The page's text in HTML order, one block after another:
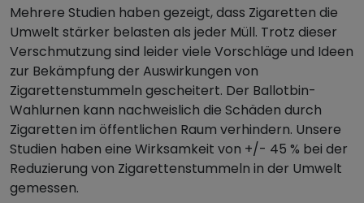
Mehrere Studien haben gezeigt, dass Zigaretten die
Umwelt stärker belasten als jeder Müll. Trotz dieser
Verschmutzung sind leider viele Vorschläge und Ideen
zur Bekämpfung der Auswirkungen von
Zigarettenstummeln gescheitert. Der Ballotbin-
Wahlurnen kann nachweislich die Schäden durch
Zigaretten im öffentlichen Raum verhindern. Unsere
Studien haben eine Wirksamkeit von +/- 45 % bei der
Reduzierung von Zigarettenstummeln in der Umwelt
gemessen.